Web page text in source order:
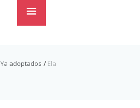
Ya adoptados Ela